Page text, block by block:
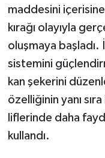
maddesini
kırağı olayıyla
oluşmaya başladı.
sistemini
kan şekerini
özelliğinin yanı
liflerinde daha
kullandı.